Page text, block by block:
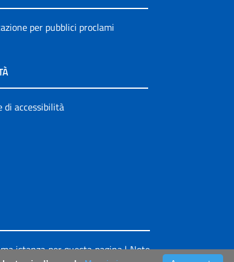
per pubblici proclami
di accessibilità
istanza per questa pagina|Note